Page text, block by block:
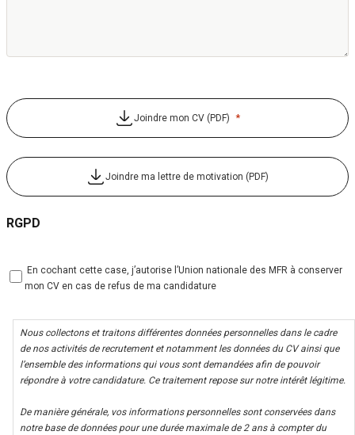
Joindre mon CV (PDF) *
Joindre ma lettre de motivation (PDF)
RGPD
 En cochant cette case, j’autorise l’Union nationale des MFR à conserver
mon CV en cas de refus de ma candidature
Nous collectons et traitons différentes données personnelles dans le cadre
de nos activités de recrutement et notamment les données du CV ainsi que
l’ensemble des informations qui vous sont demandées afin de pouvoir
répondre à votre candidature. Ce traitement repose sur notre intérêt légitime.
De manière générale, vos informations personnelles sont conservées dans
notre base de données pour une durée maximale de 2 ans à compter du